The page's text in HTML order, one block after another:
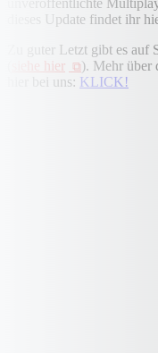
unveröffentlichte
dieses Update findet ihr
Zu guter Letzt gibt es auf
siehe hier
). Mehr über
hier bei uns: KLICK!